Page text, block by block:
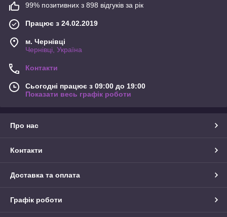
99% позитивних з 898 відгуків за рік
Працює з 24.02.2019
м. Чернівці
Чернівці, Україна
Контакти
Сьогодні працює з 09:00 до 19:00
Показати весь графік роботи
Про нас
Контакти
Доставка та оплата
Графік роботи